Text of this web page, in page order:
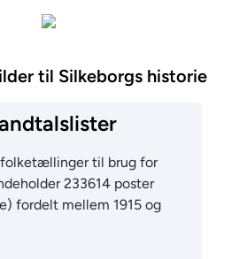
til Silkeborgs historie
til brug for
233614 poster
fordelt mellem 1915 og